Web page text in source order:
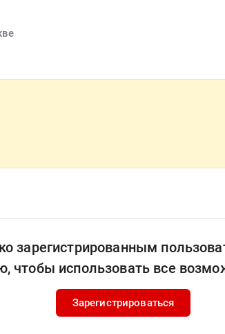
зарегистрированным
чтобы использовать все
Зарегистрироваться